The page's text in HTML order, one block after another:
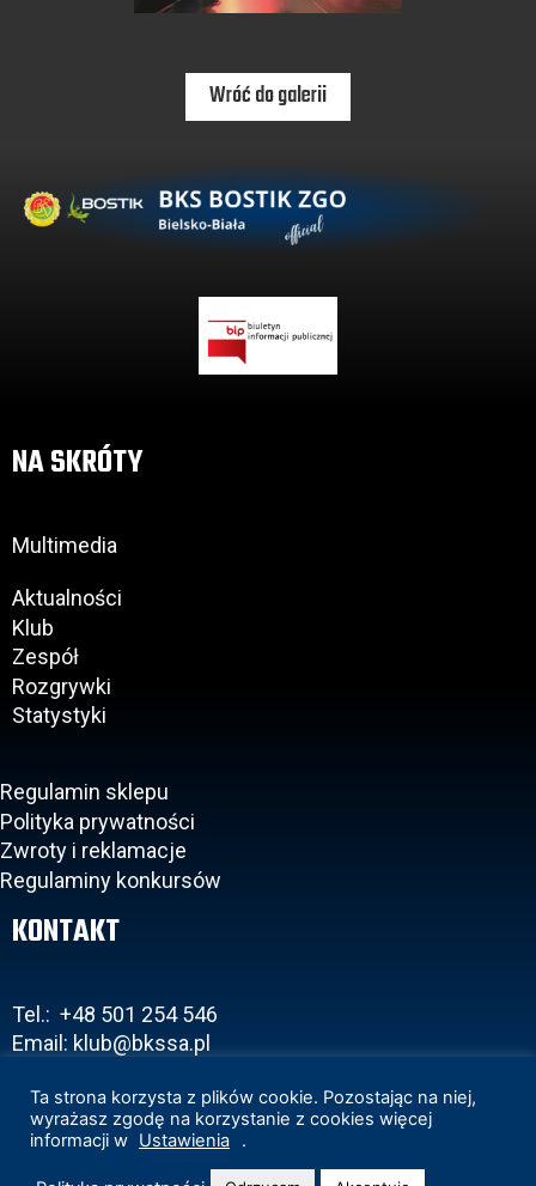
Wróć do galerii
NA SKRÓTY
Multimedia
Aktualności
Klub
Zespół
Rozgrywki
Statystyki
Regulamin sklepu
Polityka prywatności
Zwroty i reklamacje
Regulaminy konkursów
KONTAKT
Tel.: +48 501 254 546
Email: klub@bkssa.pl
Copyright 2020 © BKS Bostik Bielsko-Biała
Ta strona korzysta z plików cookie. Pozostając na niej,
wyrażasz zgodę na korzystanie z cookies więcej
informacji w Ustawienia .